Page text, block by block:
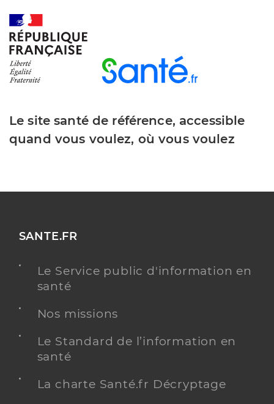
Le site santé de référence, accessible
quand vous voulez, où vous voulez
SANTE.FR
Le Service public d'information en
santé
Nos missions
Le Standard de l’information en
santé
La charte Santé.fr Décryptage